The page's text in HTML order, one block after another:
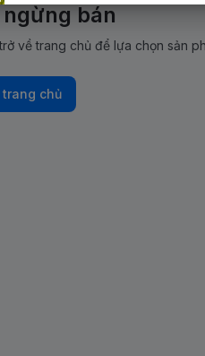
bán
về trang chủ để lựa chọn sản
trang chủ